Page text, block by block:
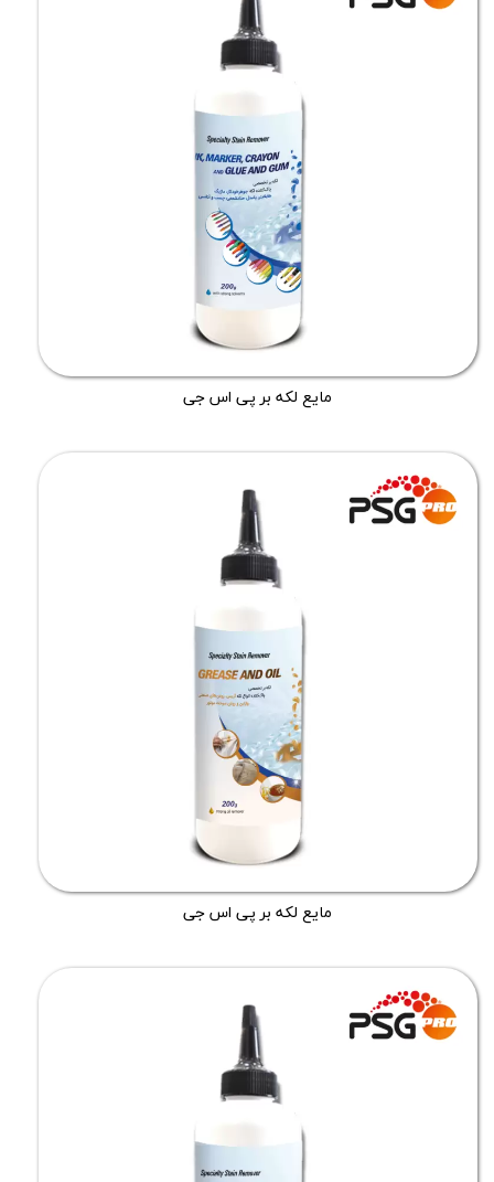
مایع لکه بر پی اس جی
مایع لکه بر پی اس جی